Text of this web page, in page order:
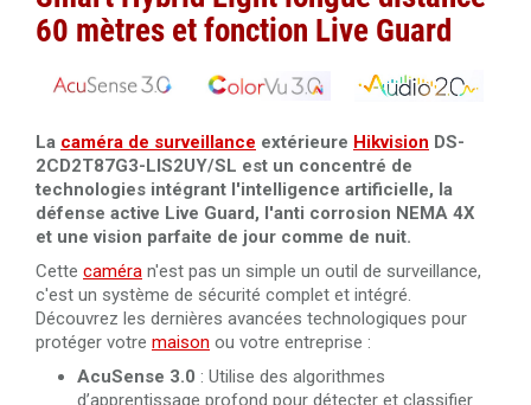
Câble RJ45 Cat.6 UTP 305 mètres LSZH Dahua PFM923I-
6UN-C
Câble RJ45 Cat.5 UTP 305 mètres Dahua PFM920I-5EUN
60 mètres et fonction Live Guard
La caméra de surveillance extérieure Hikvision DS-
2CD2T87G3-LIS2UY/SL est un concentré de
technologies intégrant l'intelligence artificielle, la
défense active Live Guard, l'anti corrosion NEMA 4X
et une vision parfaite de jour comme de nuit.
Cette caméra n'est pas un simple un outil de surveillance,
c'est un système de sécurité complet et intégré.
Découvrez les dernières avancées technologiques pour
protéger votre maison ou votre entreprise :
AcuSense 3.0 : Utilise des algorithmes
d’apprentissage profond pour détecter et classifier